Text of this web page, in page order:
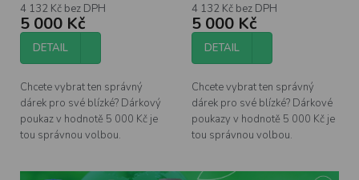
4 132 Kč bez DPH
5 000 Kč
DETAIL
Chcete vybrat ten správný
dárek pro své blízké? Dárkový
poukaz v hodnotě 5 000 Kč je
tou správnou volbou.
4 132 Kč bez DPH
5 000 Kč
DETAIL
Chcete vybrat ten správný
dárek pro své blízké? Dárkové
poukazy v hodnotě 5 000 Kč je
tou správnou volbou.